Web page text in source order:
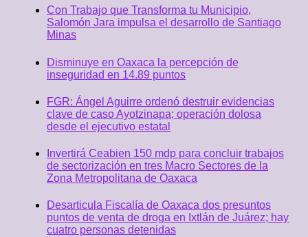
Con Trabajo que Transforma tu Municipio,
Salomón Jara impulsa el desarrollo de Santiago
Minas
Disminuye en Oaxaca la percepción de
inseguridad en 14.89 puntos
FGR: Ángel Aguirre ordenó destruir evidencias
clave de caso Ayotzinapa; operación dolosa
desde el ejecutivo estatal
Invertirá Ceabien 150 mdp para concluir trabajos
de sectorización en tres Macro Sectores de la
Zona Metropolitana de Oaxaca
Desarticula Fiscalía de Oaxaca dos presuntos
puntos de venta de droga en Ixtlán de Juárez; hay
cuatro personas detenidas